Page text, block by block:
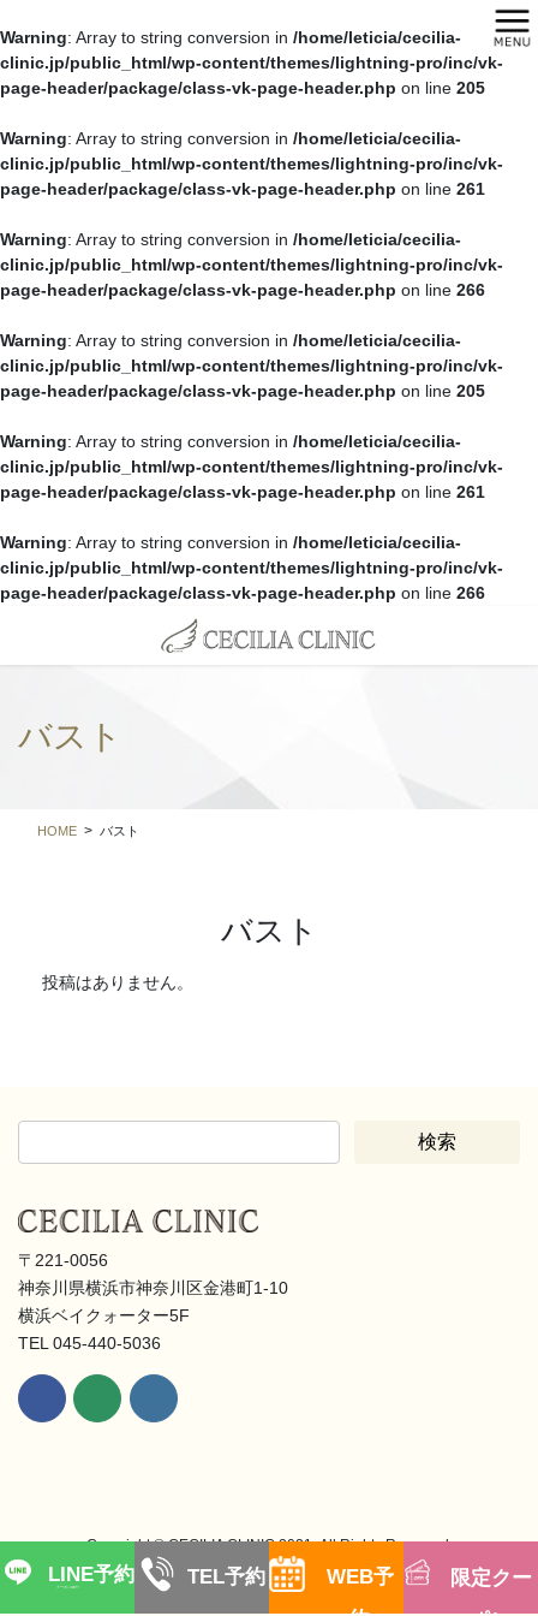
Warning: Array to string conversion in /home/leticia/cecilia-
clinic.jp/public_html/wp-content/themes/lightning-pro/inc/vk-
page-header/package/class-vk-page-header.php on line 205
Warning: Array to string conversion in /home/leticia/cecilia-
clinic.jp/public_html/wp-content/themes/lightning-pro/inc/vk-
page-header/package/class-vk-page-header.php on line 261
Warning: Array to string conversion in /home/leticia/cecilia-
clinic.jp/public_html/wp-content/themes/lightning-pro/inc/vk-
page-header/package/class-vk-page-header.php on line 266
Warning: Array to string conversion in /home/leticia/cecilia-
clinic.jp/public_html/wp-content/themes/lightning-pro/inc/vk-
page-header/package/class-vk-page-header.php on line 205
Warning: Array to string conversion in /home/leticia/cecilia-
clinic.jp/public_html/wp-content/themes/lightning-pro/inc/vk-
page-header/package/class-vk-page-header.php on line 261
Warning: Array to string conversion in /home/leticia/cecilia-
clinic.jp/public_html/wp-content/themes/lightning-pro/inc/vk-
page-header/package/class-vk-page-header.php on line 266
テ
ゲ
バスト
HOME バスト
バスト
投稿はありません。
〒221-0056
神奈川県横浜市神奈川区金港町1-10
横浜ベイクォーター5F
TEL 045-440-5036
Copyright © CECILIA CLINIC 2021- All Rights Reserved.
LINE予約
クーポンGET! TEL予約
WEB予
限定クー